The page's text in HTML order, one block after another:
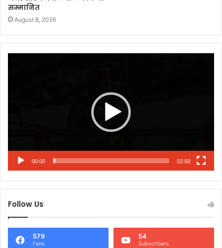
सम्मानित
August 8, 2026
00:00 02:00
Follow Us
579
Fans
54
Subscribers